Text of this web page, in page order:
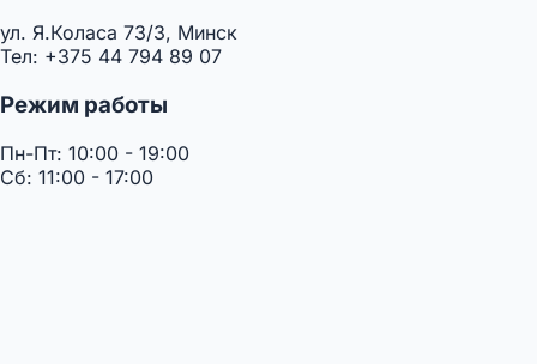
ул. Я.Коласа 73/3, Минск
Тел: +375 44 794 89 07
Режим работы
Пн-Пт: 10:00 - 19:00
Сб: 11:00 - 17:00